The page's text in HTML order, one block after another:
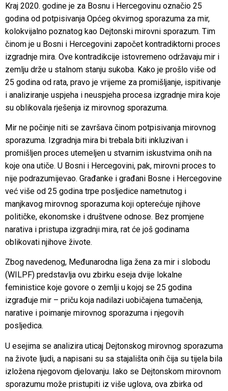
Kraj 2020. godine je za Bosnu i Hercegovinu označio 25
godina od potpisivanja Općeg okvirnog sporazuma za mir,
kolokvijalno poznatog kao Dejtonski mirovni sporazum. Tim
činom je u Bosni i Hercegovini započet kontradiktorni proces
izgradnje mira. Ove kontradikcije istovremeno održavaju mir i
zemlju drže u stalnom stanju sukoba. Kako je prošlo više od
25 godina od rata, pravo je vrijeme za promišljanje, ispitivanje
i analiziranje uspjeha i neuspjeha procesa izgradnje mira koje
su oblikovala rješenja iz mirovnog sporazuma.
Mir ne počinje niti se završava činom potpisivanja mirovnog
sporazuma. Izgradnja mira bi trebala biti inkluzivan i
promišljen proces utemeljen u stvarnim iskustvima onih na
koje ona utiče. U Bosni i Hercegovini, pak, mirovni proces to
nije podrazumijevao. Građanke i građani Bosne i Hercegovine
već više od 25 godina trpe posljedice nametnutog i
manjkavog mirovnog sporazuma koji opterećuje njihove
političke, ekonomske i društvene odnose. Bez promjene
narativa i pristupa izgradnji mira, rat će još godinama
oblikovati njihove živote.
Zbog navedenog, Međunarodna liga žena za mir i slobodu
(WILPF) predstavlja ovu zbirku eseja dvije lokalne
feministice koje govore o zemlji u kojoj se 25 godina
izgrađuje mir – priču koja nadilazi uobičajena tumačenja,
narative i poimanje mirovnog sporazuma i njegovih
posljedica.
U esejima se analizira uticaj Dejtonskog mirovnog sporazuma
na živote ljudi, a napisani su sa stajališta onih čija su tijela bila
izložena njegovom djelovanju. Iako se Dejtonskom mirovnom
sporazumu može pristupiti iz više uglova, ova zbirka od